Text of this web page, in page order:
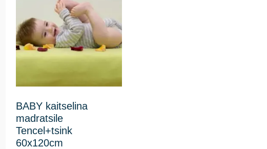
BABY kaitselina
madratsile
Tencel+tsink
60x120cm